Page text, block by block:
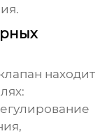
находит